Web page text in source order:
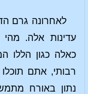
לאחרונה גרם
עדינות אלה.
כאלה כגון הללו
רבותי, אתם
נתון באורח